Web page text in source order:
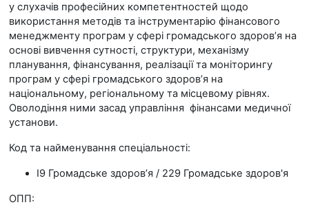
у слухачів професійних компетентностей щодо
використання методів та інструментарію фінансового
менеджменту програм у сфері громадського здоров’я на
основі вивчення сутності, структури, механізму
планування, фінансування, реалізації та моніторингу
програм у сфері громадського здоров’я на
національному, регіональному та місцевому рівнях.
Оволодіння ними засад управління фінансами медичної
установи.
Код та найменування спеціальності:
I9 Громадське здоров’я / 229 Громадське здоров'я
ОПП: